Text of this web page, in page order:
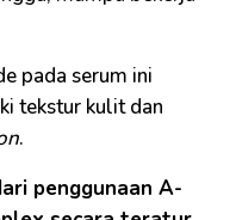
pada serum ini
tekstur kulit dan
.
penggunaan A-